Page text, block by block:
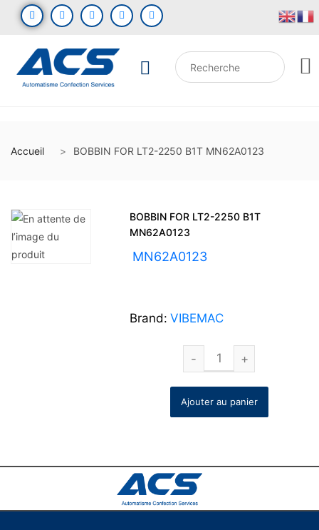
Accueil BOBBIN FOR LT2-2250 B1T MN62A0123
BOBBIN FOR LT2-2250 B1T
MN62A0123
MN62A0123
Brand: VIBEMAC
Ajouter au panier